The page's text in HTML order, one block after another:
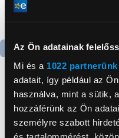
Az Ön adatainak
Mi és a 1022 partnerünk
adatait, így például az
használva, mint a sütik,
hozzáférünk az Ön
személyre szabott
Termék adatlap
Gorenje NRS8182KX
by side hűtőszekrény